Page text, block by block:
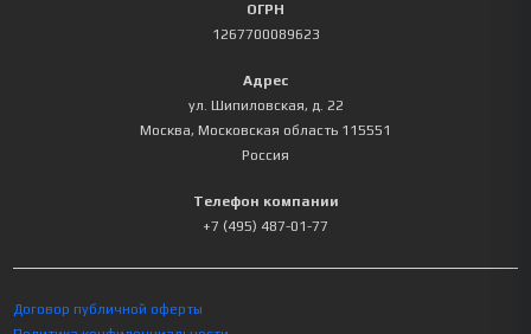
ОГРН
1267700089623
Адрес
ул. Шипиловская, д. 22
Москва, Московская область 115551
Россия
Телефон компании
+7 (495) 487-01-77
Договор публичной оферты